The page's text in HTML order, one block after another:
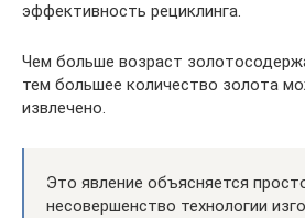
эффективность рециклинга.
Чем больше возраст
тем большее количество золота
извлечено.
Это явление объясняется
несовершенство технологии